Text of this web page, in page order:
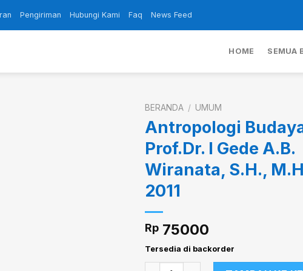
Pengiriman Hubungi Kami Faq News Feed
HOME SEMUA
BERANDA / UMUM
Antropologi
Prof.Dr. I Gede A.B.
Wiranata, S.H.,
2011
Rp 75000
Tersedia di backorder
Kuantitas Antropologi Budaya-